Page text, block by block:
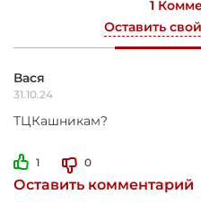
1
Оставить
Вася
31.10.24
ТЦКашникам?
1 0
Оставить комментарий